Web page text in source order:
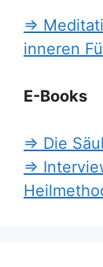
=>
inneren
E-Books
=> Die
=>